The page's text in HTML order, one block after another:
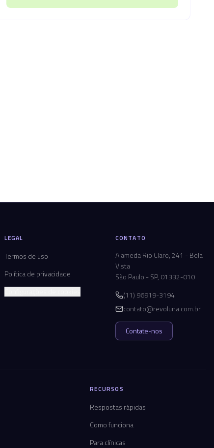
LEGAL
Termos de uso
Política de privacidade
CONTATO
Alameda Rio Claro, 241 - Bela
Vista
São Paulo - SP, 01332-010
(11) 96919-3194
contato@revoluna.com.br
Contate-nos
RECURSOS
Respostas rápidas
Como funciona
Para clínicas